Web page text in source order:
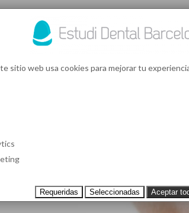
sitio web usa cookies para mejorar tu
Requeridas Seleccionadas Aceptar